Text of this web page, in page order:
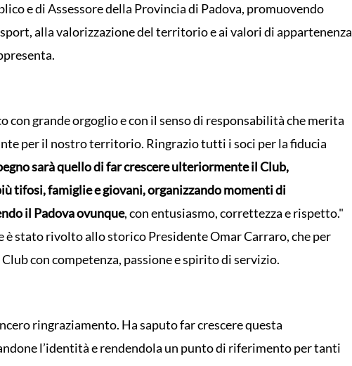
e di Assessore della Provincia di Padova, promuovendo
alla valorizzazione del territorio e ai valori di appartenenza
con grande orgoglio e con il senso di responsabilità che merita
per il nostro territorio. Ringrazio tutti i soci per la fiducia
sarà quello di far crescere ulteriormente il Club,
tifosi, famiglie e giovani, organizzando momenti di
il Padova ovunque, con entusiasmo, correttezza e rispetto."
è stato rivolto allo storico Presidente Omar Carraro, che per
con competenza, passione e spirito di servizio.
ringraziamento. Ha saputo far crescere questa
l’identità e rendendola un punto di riferimento per tanti